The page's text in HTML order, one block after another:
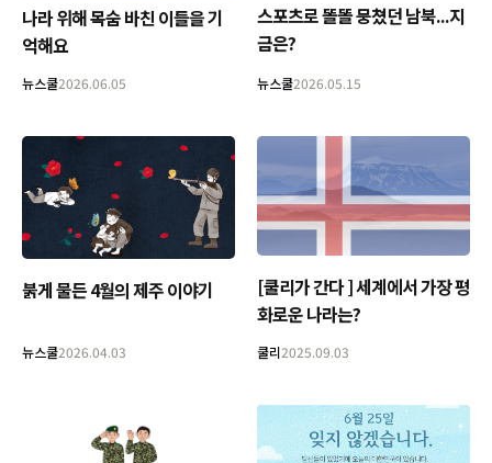
나라 위해 목숨 바친 이들을 기
억해요
뉴스쿨2026.06.05
스포츠로 똘똘 뭉쳤던 남북...지
금은?
뉴스쿨2026.05.15
붉게 물든 4월의 제주 이야기
뉴스쿨2026.04.03
[쿨리가 간다 ] 세계에서 가장 평
화로운 나라는?
쿨리2025.09.03